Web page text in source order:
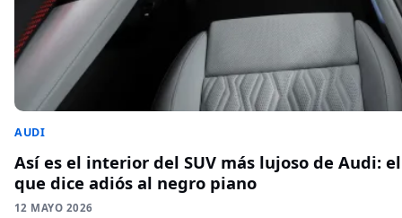
AUDI
Así es el interior del SUV más lujoso de Audi:
que dice adiós al negro piano
12 MAYO 2026